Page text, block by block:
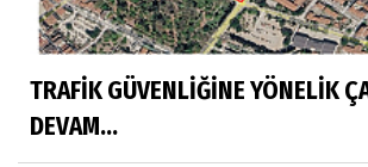
TRAFİK GÜVENLİĞİNE YÖNELİK
DEVAM...